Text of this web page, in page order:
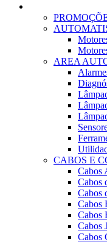
AREA
CABOS E
Cabos
Cabos
Cabos
Cabos
Cabos
Cabos
Cabos